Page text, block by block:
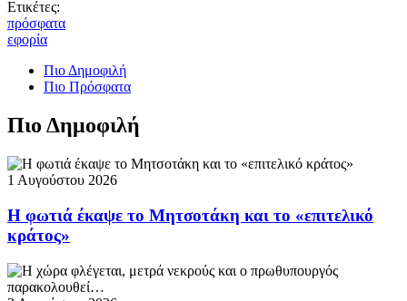
Ετικέτες:
πρόσφατα
εφορία
Πιο Δημοφιλή
Πιο Πρόσφατα
Πιο Δημοφιλή
1 Αυγούστου 2026
Η φωτιά έκαψε το Μητσοτάκη και το «επιτελικό
κράτος»